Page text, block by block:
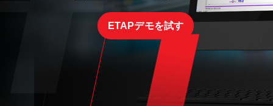
ETAPデモを試す